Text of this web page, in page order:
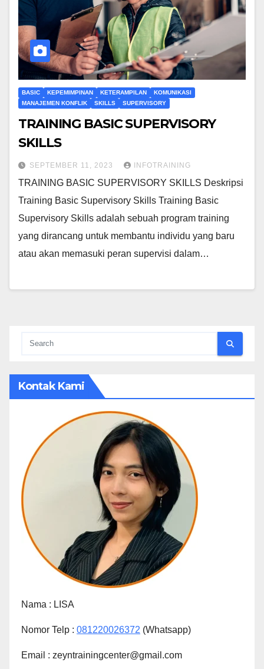
BASIC KEPEMIMPINAN KETERAMPILAN
KOMUNIKASI
MANAJEMEN KONFLIK
SKILLS SUPERVISORY
TRAINING BASIC SUPERVISORY
SKILLS
SEPTEMBER 11, 2023 INFOTRAINING
TRAINING BASIC SUPERVISORY SKILLS Deskripsi
Training Basic Supervisory Skills Training Basic
Supervisory Skills adalah sebuah program training
yang dirancang untuk membantu individu yang baru
atau akan memasuki peran supervisi dalam…
Kontak Kami
Nama : LISA
Nomor Telp : 081220026372 (Whatsapp)
Email : zeyntrainingcenter@gmail.com